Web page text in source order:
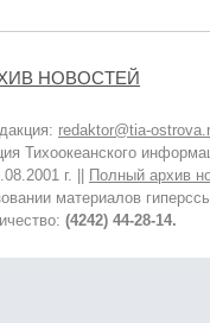
НОВОСТЕЙ
redaktor@tia-
Тихоокеанского
г. ||
Полный архив
материалов
(4242) 44-28-14.